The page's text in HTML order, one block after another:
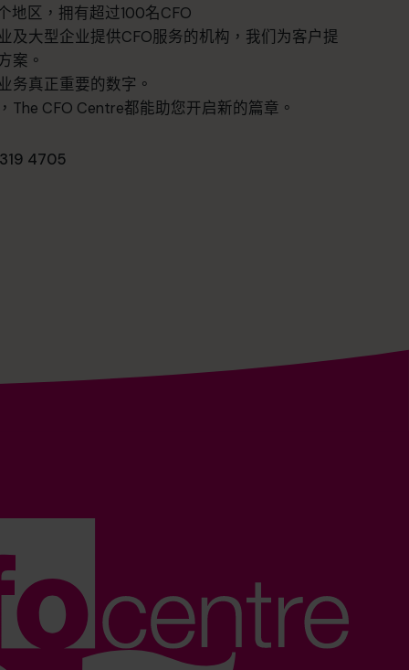
地区，拥有超过100名CFO
及大型企业提供CFO服务的机构，我们为客户提
案。
务真正重要的数字。
The CFO Centre都能助您开启新的篇章。
4705